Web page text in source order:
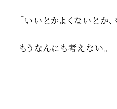
「いいとかよくないとか
もうなんにも考えない。